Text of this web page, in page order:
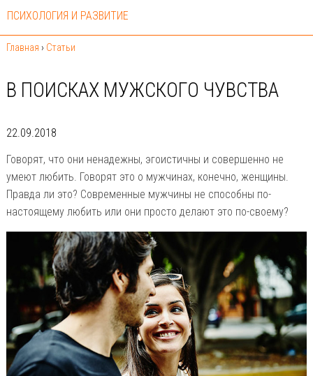
ПСИХОЛОГИЯ И РАЗВИТИЕ
Главная › Статьи
В ПОИСКАХ МУЖСКОГО ЧУВСТВА
22.09.2018
Говорят, что они ненадежны, эгоистичны и совершенно не
умеют любить. Говорят это о мужчинах, конечно, женщины.
Правда ли это? Современные мужчины не способны по-
настоящему любить или они просто делают это по-своему?